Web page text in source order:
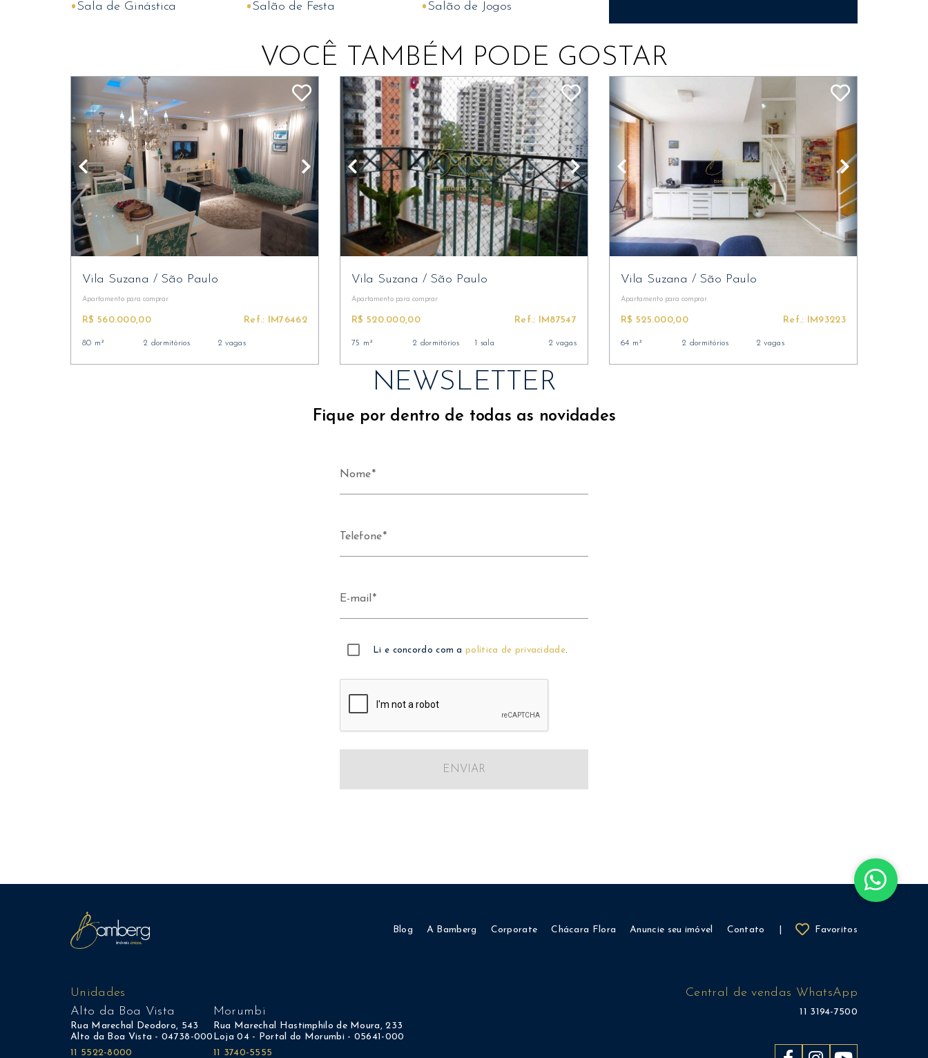
•Sala de Ginástica •Salão de Festa •Salão de Jogos
VOCÊ TAMBÉM PODE GOSTAR
Vila Suzana / São Paulo
Apartamento para comprar
R$ 560.000,00 Ref.: IM76462
80 m² 2 dormitórios 2 vagas
Vila Suzana / São Paulo
Apartamento para comprar
R$ 520.000,00 Ref.: IM87547
75 m² 2 dormitórios 1 sala 2 vagas
Vila Suzana / São Paulo
Apartamento para comprar
R$ 525.000,00 Ref.: IM93223
64 m² 2 dormitórios 2 vagas
NEWSLETTER
Fique por dentro de todas as novidades
Nome
Telefone
E-mail
Li e concordo com apolítica de privacidade.
ENVIAR
Blog A Bamberg Corporate Chácara Flora Anuncie seu imóvel Contato Favoritos
Unidades
Alto da Boa Vista
Rua Marechal Deodoro, 543
Alto da Boa Vista - 04738-000
11 5522-8000
Morumbi
Rua Marechal Hastimphilo de Moura, 233
Loja 04 - Portal do Morumbi - 05641-000
11 3740-5555
Central de vendas WhatsApp
11 3194-7500